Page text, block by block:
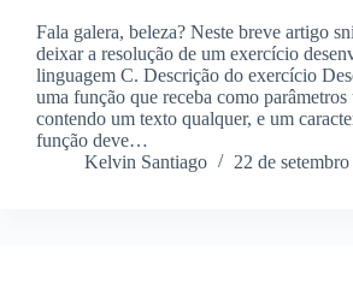
Fala galera, beleza? Neste breve artigo
deixar a resolução de um exercício
linguagem C. Descrição do exercício
uma função que receba como
contendo um texto qualquer, e um
função deve…
Kelvin Santiago
22 de